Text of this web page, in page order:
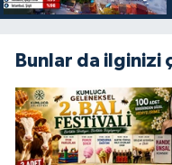
Bunlar da ilginizi